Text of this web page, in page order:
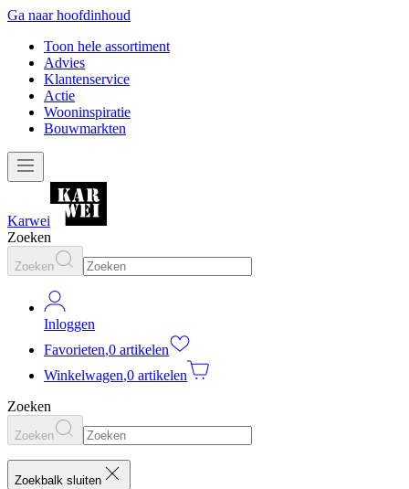
Ga naar hoofdinhoud
Toon hele assortiment
Advies
Klantenservice
Actie
Wooninspiratie
Bouwmarkten
Karwei
Zoeken
Zoeken
Inloggen
Favorieten,0 artikelen
Winkelwagen,0 artikelen
Zoeken
Zoeken
Zoekbalk sluiten